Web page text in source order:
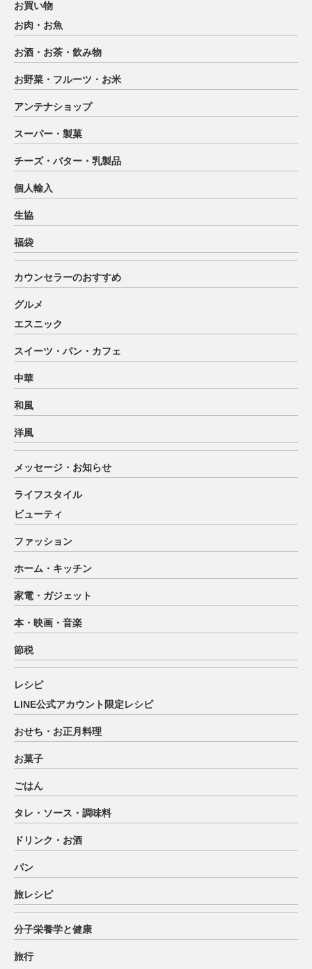
お買い物
お肉・お魚
お酒・お茶・飲み物
お野菜・フルーツ・お米
アンテナショップ
スーパー・製菓
チーズ・バター・乳製品
個人輸入
生協
福袋
カウンセラーのおすすめ
グルメ
エスニック
スイーツ・パン・カフェ
中華
和風
洋風
メッセージ・お知らせ
ライフスタイル
ビューティ
ファッション
ホーム・キッチン
家電・ガジェット
本・映画・音楽
節税
レシピ
LINE公式アカウント限定レシピ
おせち・お正月料理
お菓子
ごはん
タレ・ソース・調味料
ドリンク・お酒
パン
旅レシピ
分子栄養学と健康
旅行